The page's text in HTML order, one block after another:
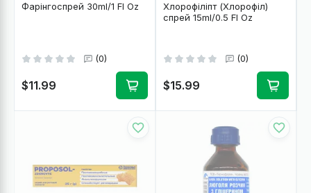
Фарінгоспрей 30ml/1 Fl Oz
(0)
$11.99
Хлорофіліпт (Хлорофіл)
спрей 15ml/0.5 Fl Oz
(0)
$15.99